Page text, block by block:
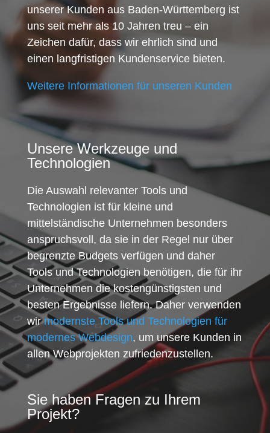
unserer Kunden aus Baden-Württemberg ist
uns seit mehr als 10 Jahren treu – ein
Zeichen dafür, dass wir ehrlich sind und
einen langfristigen Kundenservice bieten.
Weitere Informationen für unseren Kunden
Unsere Werkzeuge und
Technologien
Die Auswahl relevanter Tools und
Technologien ist für kleine und
mittelständische Unternehmen besonders
anspruchsvoll, da sie in der Regel nur über
begrenzte Budgets verfügen und daher
Tools und Technologien benötigen, die für ihr
Unternehmen die kostengünstigsten und
besten Ergebnisse liefern. Daher verwenden
wirmodernste Tools und Technologien für
modernes Webdesign, um unsere Kunden in
allen Webprojekten zufriedenzustellen.
Sie haben Fragen zu Ihrem
Projekt?